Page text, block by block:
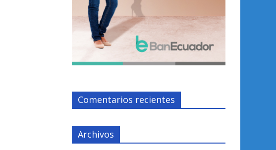
Comentarios recientes
Archivos